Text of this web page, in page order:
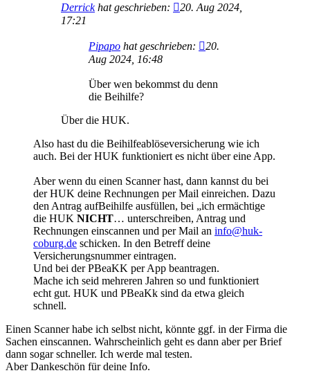
Derrickhat geschrieben:
20. Aug 2024,
17:21
Pipapo hat geschrieben:
20.
Aug 2024, 16:48
Über wen bekommst du denn
die Beihilfe?
Über die HUK.
Also hast du die Beihilfeablöseversicherung wie ich
auch. Bei der HUK funktioniert es nicht über eine App.
Aber wenn du einen Scanner hast, dann kannst du bei
der HUK deine Rechnungen per Mail einreichen. Dazu
den Antrag aufBeihilfe ausfüllen, bei „ich ermächtige
die HUK NICHT… unterschreiben, Antrag und
Rechnungen einscannen und per Mail an info@huk-
coburg.de schicken. In den Betreff deine
Versicherungsnummer eintragen.
Und bei der PBeaKK per App beantragen.
Mache ich seid mehreren Jahren so und funktioniert
echt gut. HUK und PBeaKk sind da etwa gleich
schnell.
Einen Scanner habe ich selbst nicht, könnte ggf. in der Firma die
Sachen einscannen. Wahrscheinlich geht es dann aber per Brief
dann sogar schneller. Ich werde mal testen.
Aber Dankeschön für deine Info.